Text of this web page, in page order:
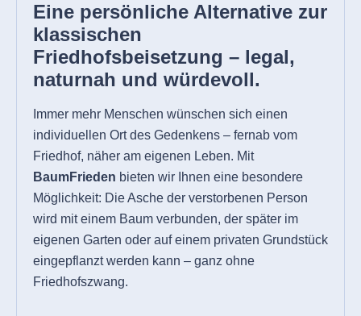
Eine persönliche Alternative zur
klassischen
Friedhofsbeisetzung – legal,
naturnah und würdevoll.
Immer mehr Menschen wünschen sich einen
individuellen Ort des Gedenkens – fernab vom
Friedhof, näher am eigenen Leben. Mit
BaumFrieden bieten wir Ihnen eine besondere
Möglichkeit: Die Asche der verstorbenen Person
wird mit einem Baum verbunden, der später im
eigenen Garten oder auf einem privaten Grundstück
eingepflanzt werden kann – ganz ohne
Friedhofszwang.